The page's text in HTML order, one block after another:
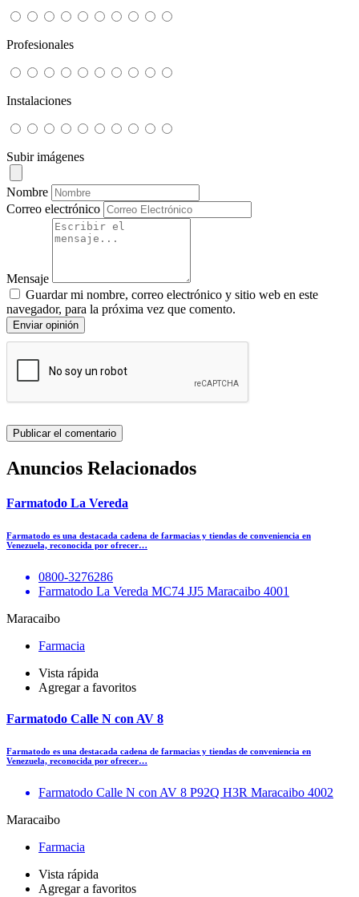
Profesionales
Instalaciones
Subir imágenes
Nombre
Correo electrónico
Mensaje
Guardar mi nombre, correo electrónico y sitio web en este
navegador, para la próxima vez que comento.
Enviar opinión
Anuncios Relacionados
Farmatodo La Vereda
Farmatodo es una destacada cadena de farmacias y tiendas de conveniencia en
Venezuela, reconocida por ofrecer…
0800-3276286
Farmatodo La Vereda MC74 JJ5 Maracaibo 4001
Maracaibo
Farmacia
Vista rápida
Agregar a favoritos
Farmatodo Calle N con AV 8
Farmatodo es una destacada cadena de farmacias y tiendas de conveniencia en
Venezuela, reconocida por ofrecer…
Farmatodo Calle N con AV 8 P92Q H3R Maracaibo 4002
Maracaibo
Farmacia
Vista rápida
Agregar a favoritos